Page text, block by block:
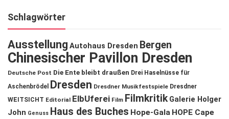
Schlagwörter
Ausstellung Autohaus Dresden Bergen
Chinesischer Pavillon Dresden
Deutsche Post Die Ente bleibt draußen Drei Haselnüsse für
Aschenbrödel
Dresden Dresdner Musikfestspiele Dresdner
WEITSICHT Editorial ElbUferei Film Filmkritik Galerie Holger
John Genuss Haus des Buches Hope-Gala HOPE Cape